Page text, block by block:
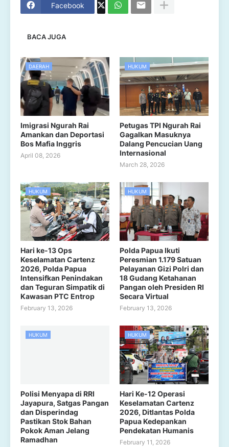
Facebook
BACA JUGA
DAERAH
Imigrasi Ngurah Rai
Amankan dan Deportasi
Bos Mafia Inggris
April 08, 2026
HUKUM
Petugas TPI Ngurah Rai
Gagalkan Masuknya
Dalang Pencucian Uang
Internasional
March 28, 2026
HUKUM
Hari ke-13 Ops
Keselamatan Cartenz
2026, Polda Papua
Intensifkan Penindakan
dan Teguran Simpatik di
Kawasan PTC Entrop
February 13, 2026
HUKUM
Polda Papua Ikuti
Peresmian 1.179 Satuan
Pelayanan Gizi Polri dan
18 Gudang Ketahanan
Pangan oleh Presiden RI
Secara Virtual
February 13, 2026
HUKUM
Polisi Menyapa di RRI
Jayapura, Satgas Pangan
dan Disperindag
Pastikan Stok Bahan
Pokok Aman Jelang
Ramadhan
HUKUM
Hari Ke-12 Operasi
Keselamatan Cartenz
2026, Ditlantas Polda
Papua Kedepankan
Pendekatan Humanis
February 11, 2026